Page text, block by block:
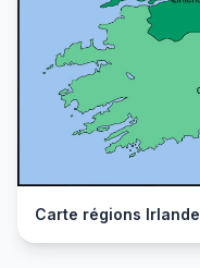
Carte régions Irlande